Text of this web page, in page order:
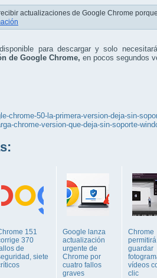
actualizaciones de Google Chrome
para descargar y solo
de Google Chrome, en pocos segundos
chrome-50-la-primera-version-deja-sin-
chrome-version-que-deja-sin-soporte-
151
370
de
siete
Google lanza
actualización
urgente de
Chrome por
cuatro fallos
graves
Chrome
permitirá
guardar
vídeos
clic